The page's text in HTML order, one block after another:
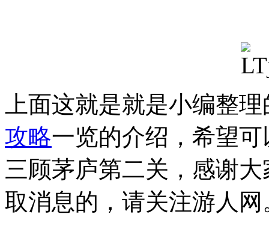
上面这就是就是小编整
攻略一览的介绍，希望
三顾茅庐第二关，感谢
取消息的，请关注游人网